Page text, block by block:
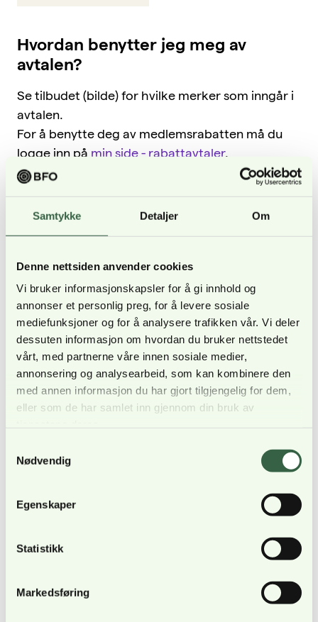
Samtykke Detaljer Om
Denne nettsiden anvender cookies
Vi bruker informasjonskapsler for å gi innhold og
annonser et personlig preg, for å levere sosiale
mediefunksjoner og for å analysere trafikken vår. Vi deler
dessuten informasjon om hvordan du bruker nettstedet
vårt, med partnerne våre innen sosiale medier,
annonsering og analysearbeid, som kan kombinere den
med annen informasjon du har gjort tilgjengelig for dem,
eller som de har samlet inn gjennom din bruk av
Nødvendig
Egenskaper
Statistikk
Markedsføring
Hvordan benytter jeg meg av
avtalen?
Se tilbudet (bilde) for hvilke merker som inngår i
avtalen.
For å benytte deg av medlemsrabatten må du
logge inn på min side - rabattavtaler.
Tilbudet gjelder kun den nevnte butikken.
Er du i utlandet og skal ha fritak for moms, ta
kontakt med butikken direkte for bestilling.